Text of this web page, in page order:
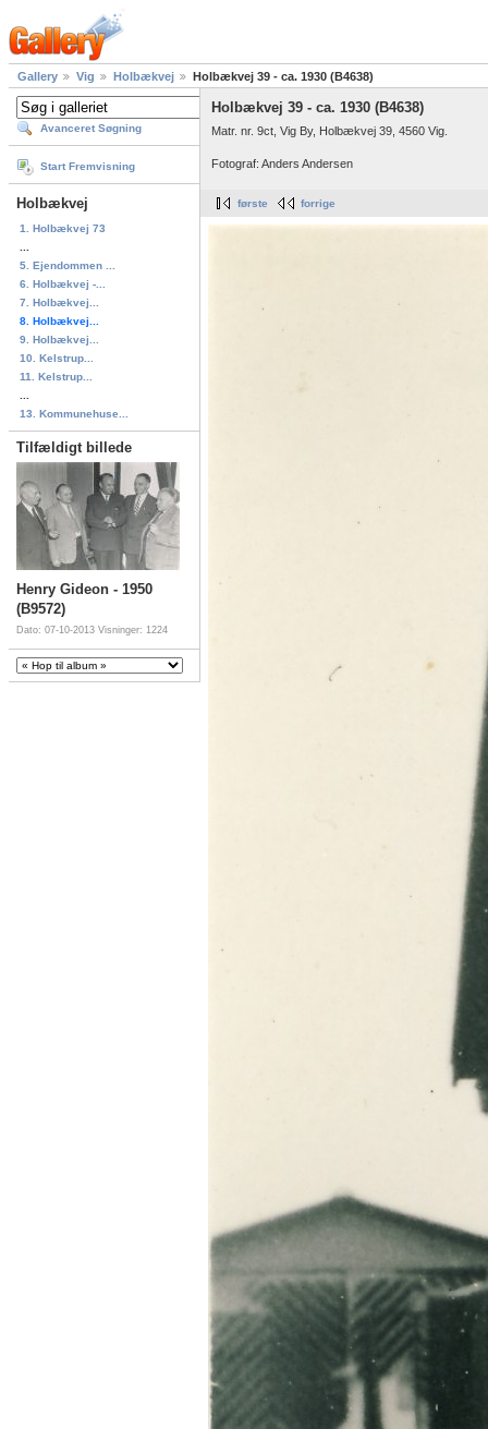
Gallery Vig Holbækvej Holbækvej 39 - ca. 1930 (B4638)
Avanceret Søgning
Start Fremvisning
Holbækvej
1. Holbækvej 73
5. Ejendommen ...
6. Holbækvej -...
7. Holbækvej...
8. Holbækvej...
9. Holbækvej...
10. Kelstrup...
11. Kelstrup...
13. Kommunehuse...
Tilfældigt billede
Henry Gideon - 1950
(B9572)
Dato: 07-10-2013 Visninger: 1224
Holbækvej 39 - ca. 1930 (B4638)
Matr. nr. 9ct, Vig By, Holbækvej 39, 4560 Vig.
Fotograf: Anders Andersen
første forrige